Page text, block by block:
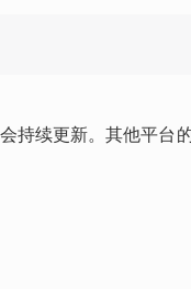
持续更新。其他平台